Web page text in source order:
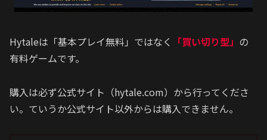
Hytaleは「基本プレイ無料」ではなく 「買い切り型」 の
有料ゲームです。
購入は必ず公式サイト（hytale.com）から行ってくださ
い。ていうか公式サイト以外からは購入できません。